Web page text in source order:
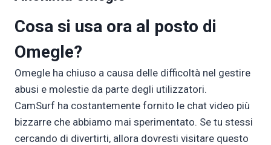
Cosa si usa ora al posto di
Omegle?
Omegle ha chiuso a causa delle difficoltà nel gestire
abusi e molestie da parte degli utilizzatori.
CamSurf ha costantemente fornito le chat video più
bizzarre che abbiamo mai sperimentato. Se tu stessi
cercando di divertirti, allora dovresti visitare questo